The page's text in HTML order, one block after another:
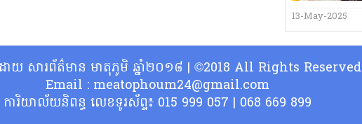
13-May-2025
ដោយ សារព័ត៌មាន មាតុភូមិ ឆ្នាំ២០១៨ | ©2018 All Rights Reserved
Email : meatophoum24@gmail.com
ការិយាល័យនិពន្ធ លេខទូរស័ព្ទ៖ 015 999 057 | 068 669 899